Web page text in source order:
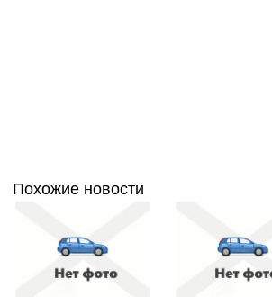
Похожие новости